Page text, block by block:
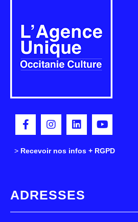
> Recevoir nos infos + RGPD
ADRESSES